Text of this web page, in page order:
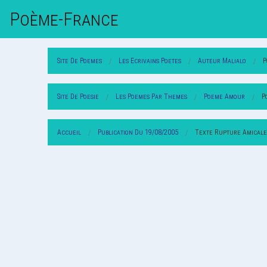
Poème-FrAnce
Site De Poemes Les Ecrivains Poetes Auteur Malialo
Site De Poesie Les Poemes Par Themes Poeme Amour
Accueil Publication Du 19/08/2005 Texte Rupture Amicale